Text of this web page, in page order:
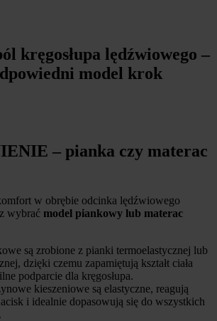
kręgosłupa lędźwiowego –
model krok
– pianka czy materac
w obrębie odcinka lędźwiowego
wybrać model piankowy lub materac
są zrobione z pianki termoelastycznej lub
dzięki czemu zapamiętują kształt ciała
podparcie dla kręgosłupa.
kieszeniowe są elastyczne, reagują
i idealnie dopasowują się do wszystkich